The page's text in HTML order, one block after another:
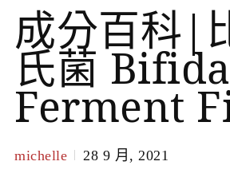
成分百科|
氏菌 Bifida
Ferment
michelle 28 9 月, 2021